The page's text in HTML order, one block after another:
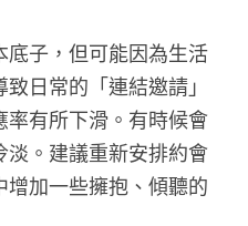
底子，但可能因為生活
日常的「連結邀請」
率有所下滑。有時候會
淡。建議重新安排約會
增加一些擁抱、傾聽的